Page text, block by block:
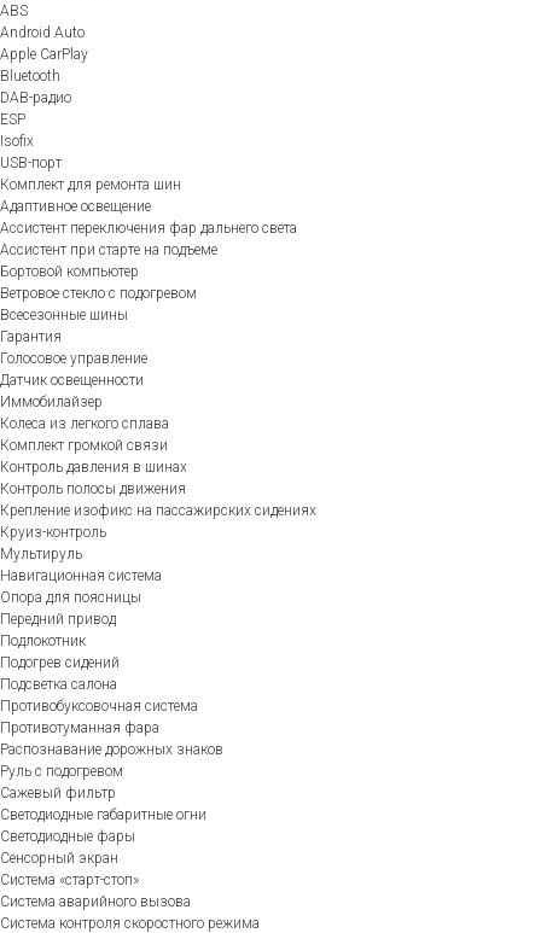
ABS
Android Auto
Apple CarPlay
Bluetooth
DAB-радио
ESP
Isofix
USB-порт
Комплект для ремонта шин
Адаптивное освещение
Ассистент переключения фар дальнего света
Ассистент при старте на подъеме
Бортовой компьютер
Ветровое стекло с подогревом
Всесезонные шины
Гарантия
Голосовое управление
Датчик освещенности
Иммобилайзер
Колеса из легкого сплава
Комплект громкой связи
Контроль давления в шинах
Контроль полосы движения
Крепление изофикс на пассажирских сидениях
Круиз-контроль
Мультируль
Навигационная система
Опора для поясницы
Передний привод
Подлокотник
Подогрев сидений
Подсветка салона
Противобуксовочная система
Противотуманная фара
Распознавание дорожных знаков
Руль с подогревом
Сажевый фильтр
Светодиодные габаритные огни
Светодиодные фары
Сенсорный экран
Система «старт-стоп»
Система аварийного вызова
Система контроля скоростного режима